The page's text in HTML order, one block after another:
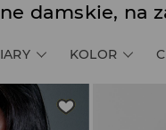
damskie, na
KOLOR